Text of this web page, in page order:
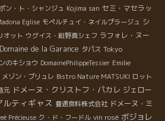
ポン・ト・シャンジュ Kojima san セミ・マセラッ
Eglise モペルチュイ・ネイルプラージュ シ
オット ウグイス・紺野真シェフ ラフォレ・ヌー
Domaine de la Garance タパス Tokyo
のキショウ DomainePhilippeTessier Emilie
メゾン・ブリュレ Bistro Nature MATSUKI ロット
元 ドメーヌ・クリストフ・パカレ ジェロー
ティギャス 豊通食料株式会社 ドメーヌ・ミ
Précieuse ク・ド・フードル vin rosé ボジョレ